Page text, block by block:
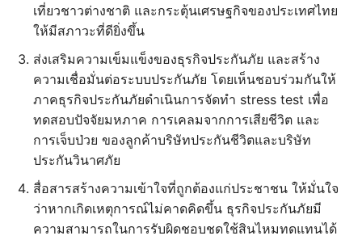
เที่ยวชาวต่างชาติ และกระตุ้นเศรษฐกิจของประเทศไทย
ให้มีสภาวะที่ดียิ่งขึ้น
ส่งเสริมความเข็มแข็งของธุรกิจประกันภัย และสร้าง
ความเชื่อมั่นต่อระบบประกันภัย โดยเห็นชอบร่วมกันให้
ภาคธุรกิจประกันภัยดำเนินการจัดทำ stress test เพื่อ
ทดสอบปัจจัยมหภาค การเคลมจากการเสียชีวิต และ
การเจ็บป่วย ของลูกค้าบริษัทประกันชีวิตและบริษัท
ประกันวินาศภัย
สื่อสารสร้างความเข้าใจที่ถูกต้องแก่ประชาชน ให้มั่นใจ
ว่าหากเกิดเหตุการณ์ไม่คาดคิดขึ้น ธุรกิจประกันภัยมี
ความสามารถในการรับผิดชอบชดใช้สินไหมทดแทนได้